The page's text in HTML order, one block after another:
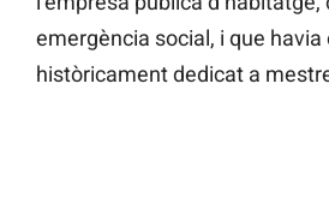
emergència social, i que havia
històricament dedicat a